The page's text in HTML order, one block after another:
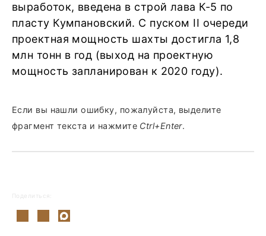
выработок, введена в строй лава К-5 по
пласту Кумпановский. С пуском II очереди
проектная мощность шахты достигла 1,8
млн тонн в год (выход на проектную
мощность запланирован к 2020 году).
Если вы нашли ошибку, пожалуйста, выделите
фрагмент текста и нажмите Ctrl+Enter.
Поделиться: